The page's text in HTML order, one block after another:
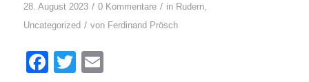
28. August 2023 / 0 Kommentare / in Rudern,
Uncategorized / von Ferdinand Prösch
Facebook
Twitter